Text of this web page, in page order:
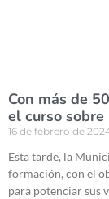
Con más de
el curso
16 de febrero de
Esta tarde, la
formación, con el
para potenciar sus